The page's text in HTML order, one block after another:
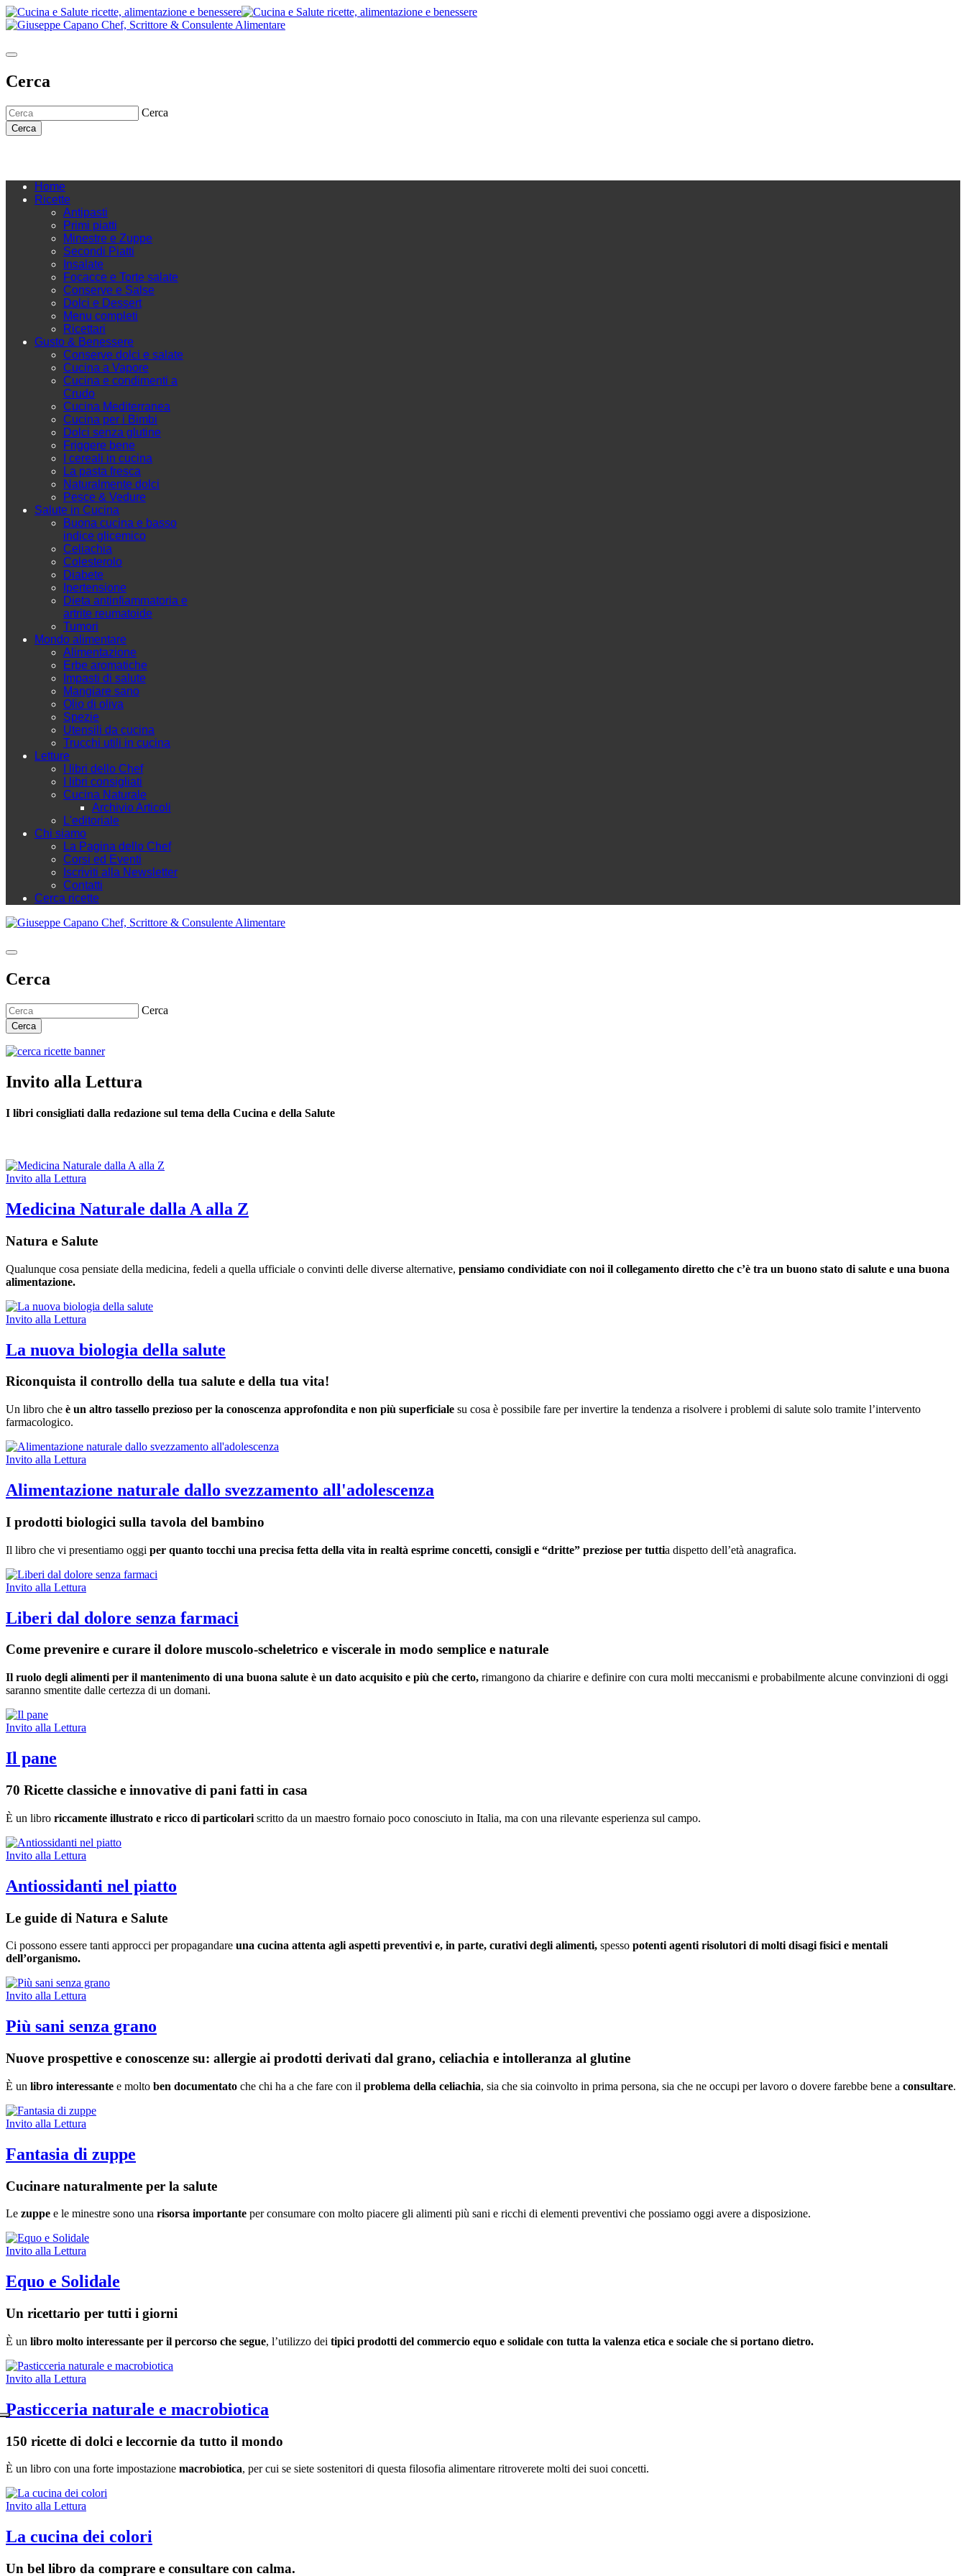
Cerca
Cerca
Cerca
Home
Ricette
Antipasti
Primi piatti
Minestre e Zuppe
Secondi Piatti
Insalate
Focacce e Torte salate
Conserve e Salse
Dolci e Dessert
Menu completi
Ricettari
Gusto & Benessere
Conserve dolci e salate
Cucina a Vapore
Cucina e condimenti a
Crudo
Cucina Mediterranea
Cucina per i Bimbi
Dolci senza glutine
Friggere bene
I cereali in cucina
La pasta fresca
Naturalmente dolci
Pesce & Vedure
Salute in Cucina
Buona cucina e basso
indice glicemico
Celiachia
Colesterolo
Diabete
Ipertensione
Dieta antinfiammatoria e
artrite reumatoide
Tumori
Mondo alimentare
Alimentazione
Erbe aromatiche
Impasti di salute
Mangiare sano
Olio di oliva
Spezie
Utensili da cucina
Trucchi utili in cucina
Letture
I libri dello Chef
I libri consigliati
Cucina Naturale
Archivio Articoli
L'editoriale
Chi siamo
La Pagina dello Chef
Corsi ed Eventi
Iscriviti alla Newsletter
Contatti
Cerca ricette
Cerca
Cerca
Cerca
Invito alla Lettura
I libri consigliati dalla redazione sul tema della Cucina e della Salute
Invito alla Lettura
Medicina Naturale dalla A alla Z
Natura e Salute
Qualunque cosa pensiate della medicina, fedeli a quella ufficiale o convinti delle diverse alternative, pensiamo condividiate con noi il collegamento diretto che c’è tra un buono stato di salute e una buona
alimentazione.
Invito alla Lettura
La nuova biologia della salute
Riconquista il controllo della tua salute e della tua vita!
Un libro che è un altro tassello prezioso per la conoscenza approfondita e non più superficiale su cosa è possibile fare per invertire la tendenza a risolvere i problemi di salute solo tramite l’intervento
farmacologico.
Invito alla Lettura
Alimentazione naturale dallo svezzamento all'adolescenza
I prodotti biologici sulla tavola del bambino
Il libro che vi presentiamo oggi per quanto tocchi una precisa fetta della vita in realtà esprime concetti, consigli e “dritte” preziose per tuttia dispetto dell’età anagrafica.
Invito alla Lettura
Liberi dal dolore senza farmaci
Come prevenire e curare il dolore muscolo-scheletrico e viscerale in modo semplice e naturale
Il ruolo degli alimenti per il mantenimento di una buona salute è un dato acquisito e più che certo, rimangono da chiarire e definire con cura molti meccanismi e probabilmente alcune convinzioni di oggi
saranno smentite dalle certezza di un domani.
Invito alla Lettura
Il pane
70 Ricette classiche e innovative di pani fatti in casa
È un libro riccamente illustrato e ricco di particolari scritto da un maestro fornaio poco conosciuto in Italia, ma con una rilevante esperienza sul campo.
Invito alla Lettura
Antiossidanti nel piatto
Le guide di Natura e Salute
Ci possono essere tanti approcci per propagandare una cucina attenta agli aspetti preventivi e, in parte, curativi degli alimenti, spesso potenti agenti risolutori di molti disagi fisici e mentali
dell’organismo.
Invito alla Lettura
Più sani senza grano
Nuove prospettive e conoscenze su: allergie ai prodotti derivati dal grano, celiachia e intolleranza al glutine
È un libro interessante e molto ben documentato che chi ha a che fare con il problema della celiachia, sia che sia coinvolto in prima persona, sia che ne occupi per lavoro o dovere farebbe bene a consultare.
Invito alla Lettura
Fantasia di zuppe
Cucinare naturalmente per la salute
Le zuppe e le minestre sono una risorsa importante per consumare con molto piacere gli alimenti più sani e ricchi di elementi preventivi che possiamo oggi avere a disposizione.
Invito alla Lettura
Equo e Solidale
Un ricettario per tutti i giorni
È un libro molto interessante per il percorso che segue, l’utilizzo dei tipici prodotti del commercio equo e solidale con tutta la valenza etica e sociale che si portano dietro.
Invito alla Lettura
Pasticceria naturale e macrobiotica
150 ricette di dolci e leccornie da tutto il mondo
È un libro con una forte impostazione macrobiotica, per cui se siete sostenitori di questa filosofia alimentare ritroverete molti dei suoi concetti.
Invito alla Lettura
La cucina dei colori
Un bel libro da comprare e consultare con calma.